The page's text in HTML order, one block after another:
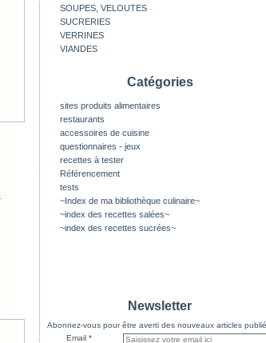
SOUPES, VELOUTES
SUCRERIES
VERRINES
VIANDES
Catégories
sites produits alimentaires
restaurants
accessoires de cuisine
questionnaires - jeux
recettes à tester
Référencement
tests
~Index de ma bibliothèque culinaire~
~index des recettes salées~
~index des recettes sucrées~
Newsletter
Abonnez-vous pour être averti des nouveaux articles
Email